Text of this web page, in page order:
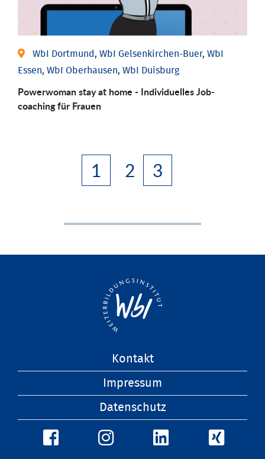
WbI Dortmund, WbI Gelsenkirchen-Buer, WbI
Essen, WbI Oberhausen, WbI Duisburg
Powerwoman stay at home - Individu­elles Job­
coaching für Frauen
1 2 3
Kontakt
Impressum
Datenschutz